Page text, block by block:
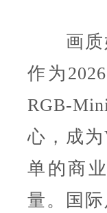
画质好
作为
RGB-
心，成
单的商
量。国